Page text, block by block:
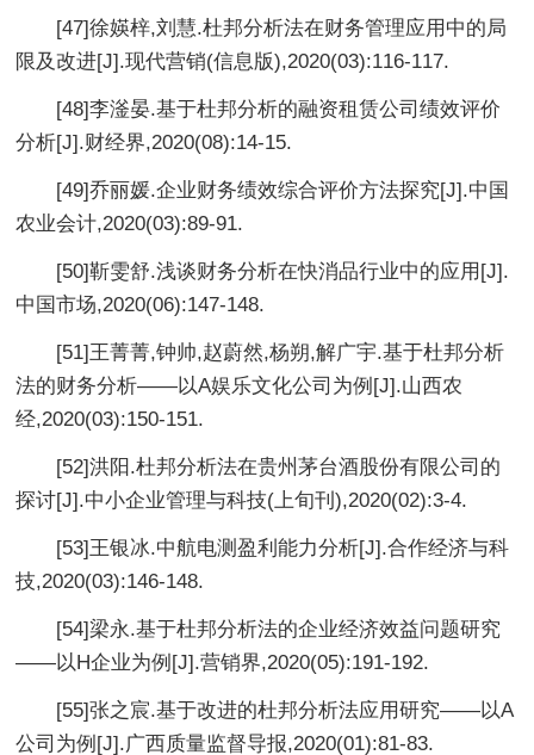
[47]徐媖梓,刘慧.杜邦分析法在财务管理应用中的局
限及改进[J].现代营销(信息版),2020(03):116-117.
[48]李滏晏.基于杜邦分析的融资租赁公司绩效评价
分析[J].财经界,2020(08):14-15.
[49]乔丽媛.企业财务绩效综合评价方法探究[J].中国
农业会计,2020(03):89-91.
[50]靳雯舒.浅谈财务分析在快消品行业中的应用[J].
中国市场,2020(06):147-148.
[51]王菁菁,钟帅,赵蔚然,杨朔,解广宇.基于杜邦分析
法的财务分析——以A娱乐文化公司为例[J].山西农
经,2020(03):150-151.
[52]洪阳.杜邦分析法在贵州茅台酒股份有限公司的
探讨[J].中小企业管理与科技(上旬刊),2020(02):3-4.
[53]王银冰.中航电测盈利能力分析[J].合作经济与科
技,2020(03):146-148.
[54]梁永.基于杜邦分析法的企业经济效益问题研究
——以H企业为例[J].营销界,2020(05):191-192.
[55]张之宸.基于改进的杜邦分析法应用研究——以A
公司为例[J].广西质量监督导报,2020(01):81-83.